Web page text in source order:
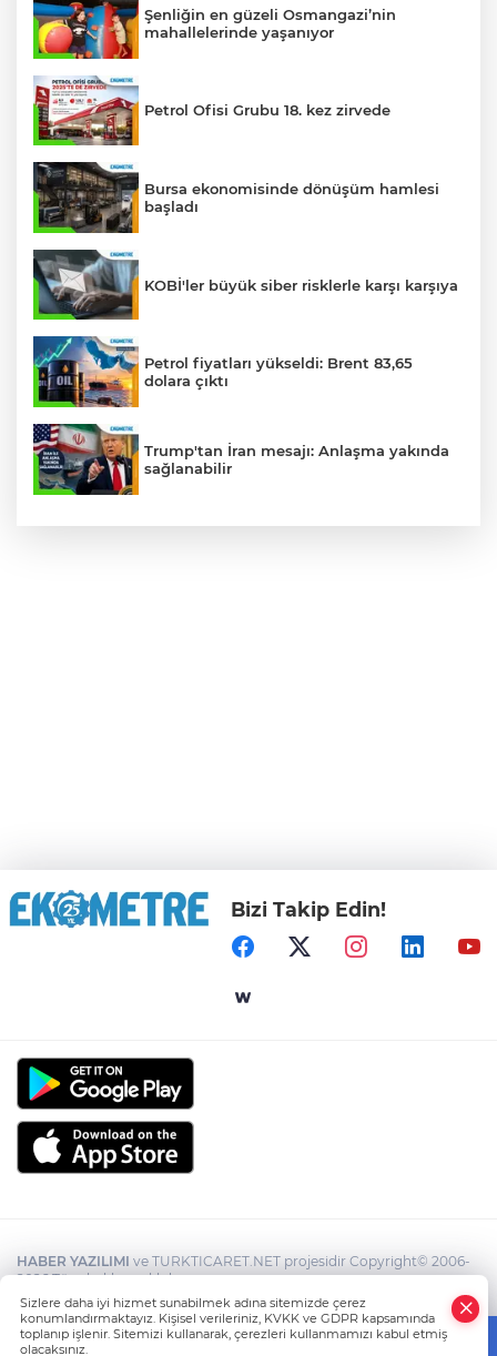
Şenliğin en güzeli Osmangazi’nin
mahallelerinde yaşanıyor
Petrol Ofisi Grubu 18. kez zirvede
Bursa ekonomisinde dönüşüm hamlesi
başladı
KOBİ'ler büyük siber risklerle karşı karşıya
Petrol fiyatları yükseldi: Brent 83,65
dolara çıktı
Trump'tan İran mesajı: Anlaşma yakında
sağlanabilir
Bizi Takip Edin!
HABER YAZILIMI ve TURKTICARET.NET projesidir Copyright© 2006-
2026 Tüm hakları saklıdır.
Sizlere daha iyi hizmet sunabilmek adına sitemizde çerez
konumlandırmaktayız. Kişisel verileriniz, KVKK ve GDPR kapsamında
toplanıp işlenir. Sitemizi kullanarak, çerezleri kullanmamızı kabul etmiş
olacaksınız.